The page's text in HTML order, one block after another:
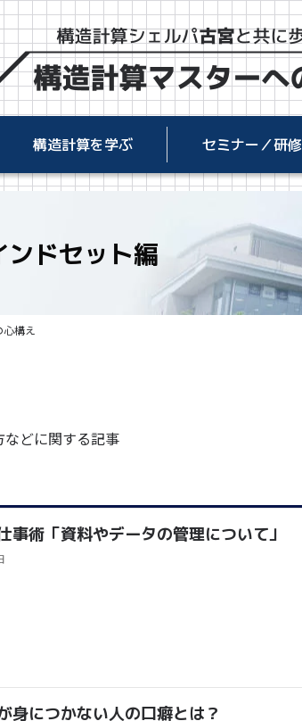
構造計算を学ぶ セミナー／研修
ドセット編
構え
どに関する記事
事術「資料やデータの管理について」
身につかない人の口癖とは？